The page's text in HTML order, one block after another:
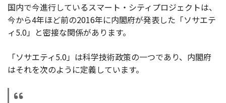
国内で今進行しているスマート・シティプロジェクトは、
今から4年ほど前の2016年に内閣府が発表した「ソサエテ
ィ5.0」と密接な関係があります。
「ソサエティ5.0」は科学技術政策の一つであり、内閣府
はそれを次のように定義しています。